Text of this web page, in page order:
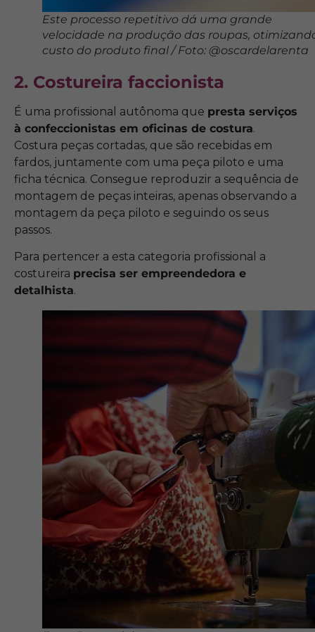
Este processo repetitivo dá uma grande
velocidade na produção das roupas,
custo do produto final / Foto: @oscardelarenta
2. Costureira faccionista
É uma profissional autônoma que presta serviços
à confeccionistas em oficinas de costura.
Costura peças cortadas, que são recebidas em
fardos, juntamente com uma peça piloto e uma
ficha técnica. Consegue reproduzir a sequência de
montagem de peças inteiras, apenas observando a
montagem da peça piloto e seguindo os seus
passos.
Para pertencer a esta categoria profissional a
costureira precisa ser empreendedora e
detalhista.